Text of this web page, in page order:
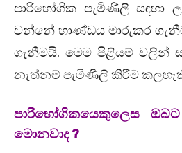
පාරිභෝගික පැමිණිලි සඳහා
වන්නේ භාණ්ඩය මාරුකර
ගැනීමයි. මෙම පිළියම් වලින්
නැත්නම් පැමිණිලි කිරීම
පාරිභෝගිකයෙකුලෙස
මොනවාද ?